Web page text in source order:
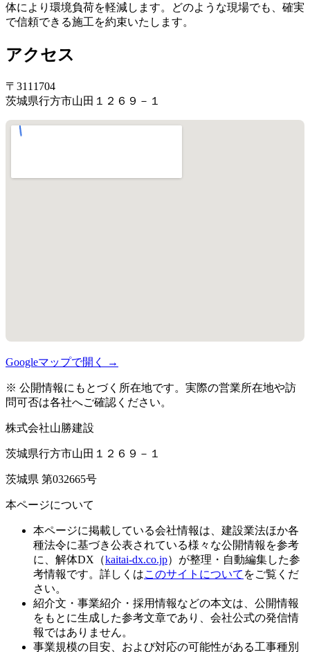
体により環境負荷を軽減します。どのような現場でも、確実
で信頼できる施工を約束いたします。
アクセス
〒3111704
茨城県行方市山田１２６９－１
Googleマップで開く →
※ 公開情報にもとづく所在地です。実際の営業所在地や訪
問可否は各社へご確認ください。
株式会社山勝建設
茨城県行方市山田１２６９－１
茨城県 第032665号
本ページについて
本ページに掲載している会社情報は、建設業法ほか各
種法令に基づき公表されている様々な公開情報を参考
に、解体DX（kaitai-dx.co.jp）が整理・自動編集した参
考情報です。詳しくはこのサイトについて をご覧くだ
さい。
紹介文・事業紹介・採用情報などの本文は、公開情報
をもとに生成した参考文章であり、会社公式の発信情
報ではありません。
事業規模の目安、および対応の可能性がある工事種別